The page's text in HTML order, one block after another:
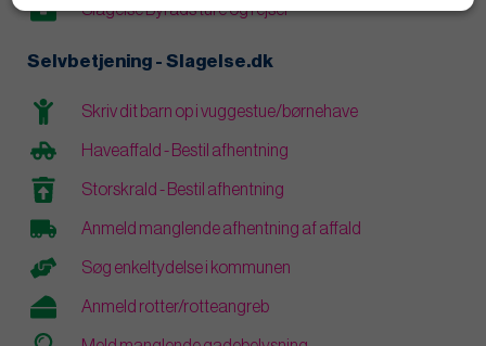
Slagelse Byråds ture og rejser
Selvbetjening - Slagelse.dk
Skriv dit barn op i vuggestue/børnehave
Haveaffald - Bestil afhentning
Storskrald - Bestil afhentning
Anmeld manglende afhentning af affald
Søg enkeltydelse i kommunen
Anmeld rotter/rotteangreb